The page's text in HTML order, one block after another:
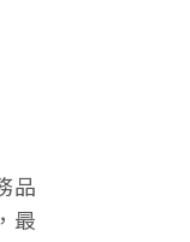
品
最